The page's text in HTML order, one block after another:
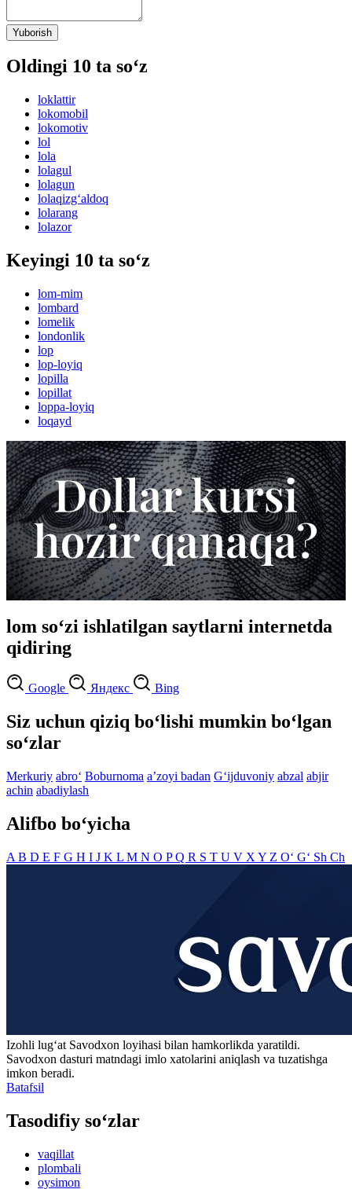
Yuborish
Oldingi 10 ta so‘z
loklattir
lokomobil
lokomotiv
lol
lola
lolagul
lolagun
lolaqizg‘aldoq
lolarang
lolazor
Keyingi 10 ta so‘z
lom-mim
lombard
lomelik
londonlik
lop
lop-loyiq
lopilla
lopillat
loppa-loyiq
loqayd
lom so‘zi ishlatilgan saytlarni internetda
qidiring
Google Яндекс Bing
Siz uchun qiziq bo‘lishi mumkin bo‘lgan
so‘zlar
Merkuriy abro‘ Boburnoma aʼzoyi badan G‘ijduvoniy abzal abjir
achin abadiylash
Alifbo bo‘yicha
A B D E F G H I J K L M N O PQ R S T U V X Y Z O‘ G‘ Sh Ch
Izohli lugʻat Savodxon loyihasi bilan hamkorlikda yaratildi.
Savodxon dasturi matndagi imlo xatolarini aniqlash va tuzatishga
imkon beradi.
Batafsil
Tasodifiy so‘zlar
vaqillat
plombali
oysimon